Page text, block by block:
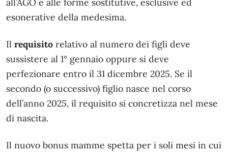
esonerative della medesima.
Il requisito relativo al numero dei figli deve
sussistere al 1° gennaio oppure si deve
perfezionare entro il 31 dicembre 2025. Se il
secondo (o successivo) figlio nasce nel corso
dell’anno 2025, il requisito si concretizza nel mese
di nascita.
Il nuovo bonus mamme spetta per i soli mesi in cui